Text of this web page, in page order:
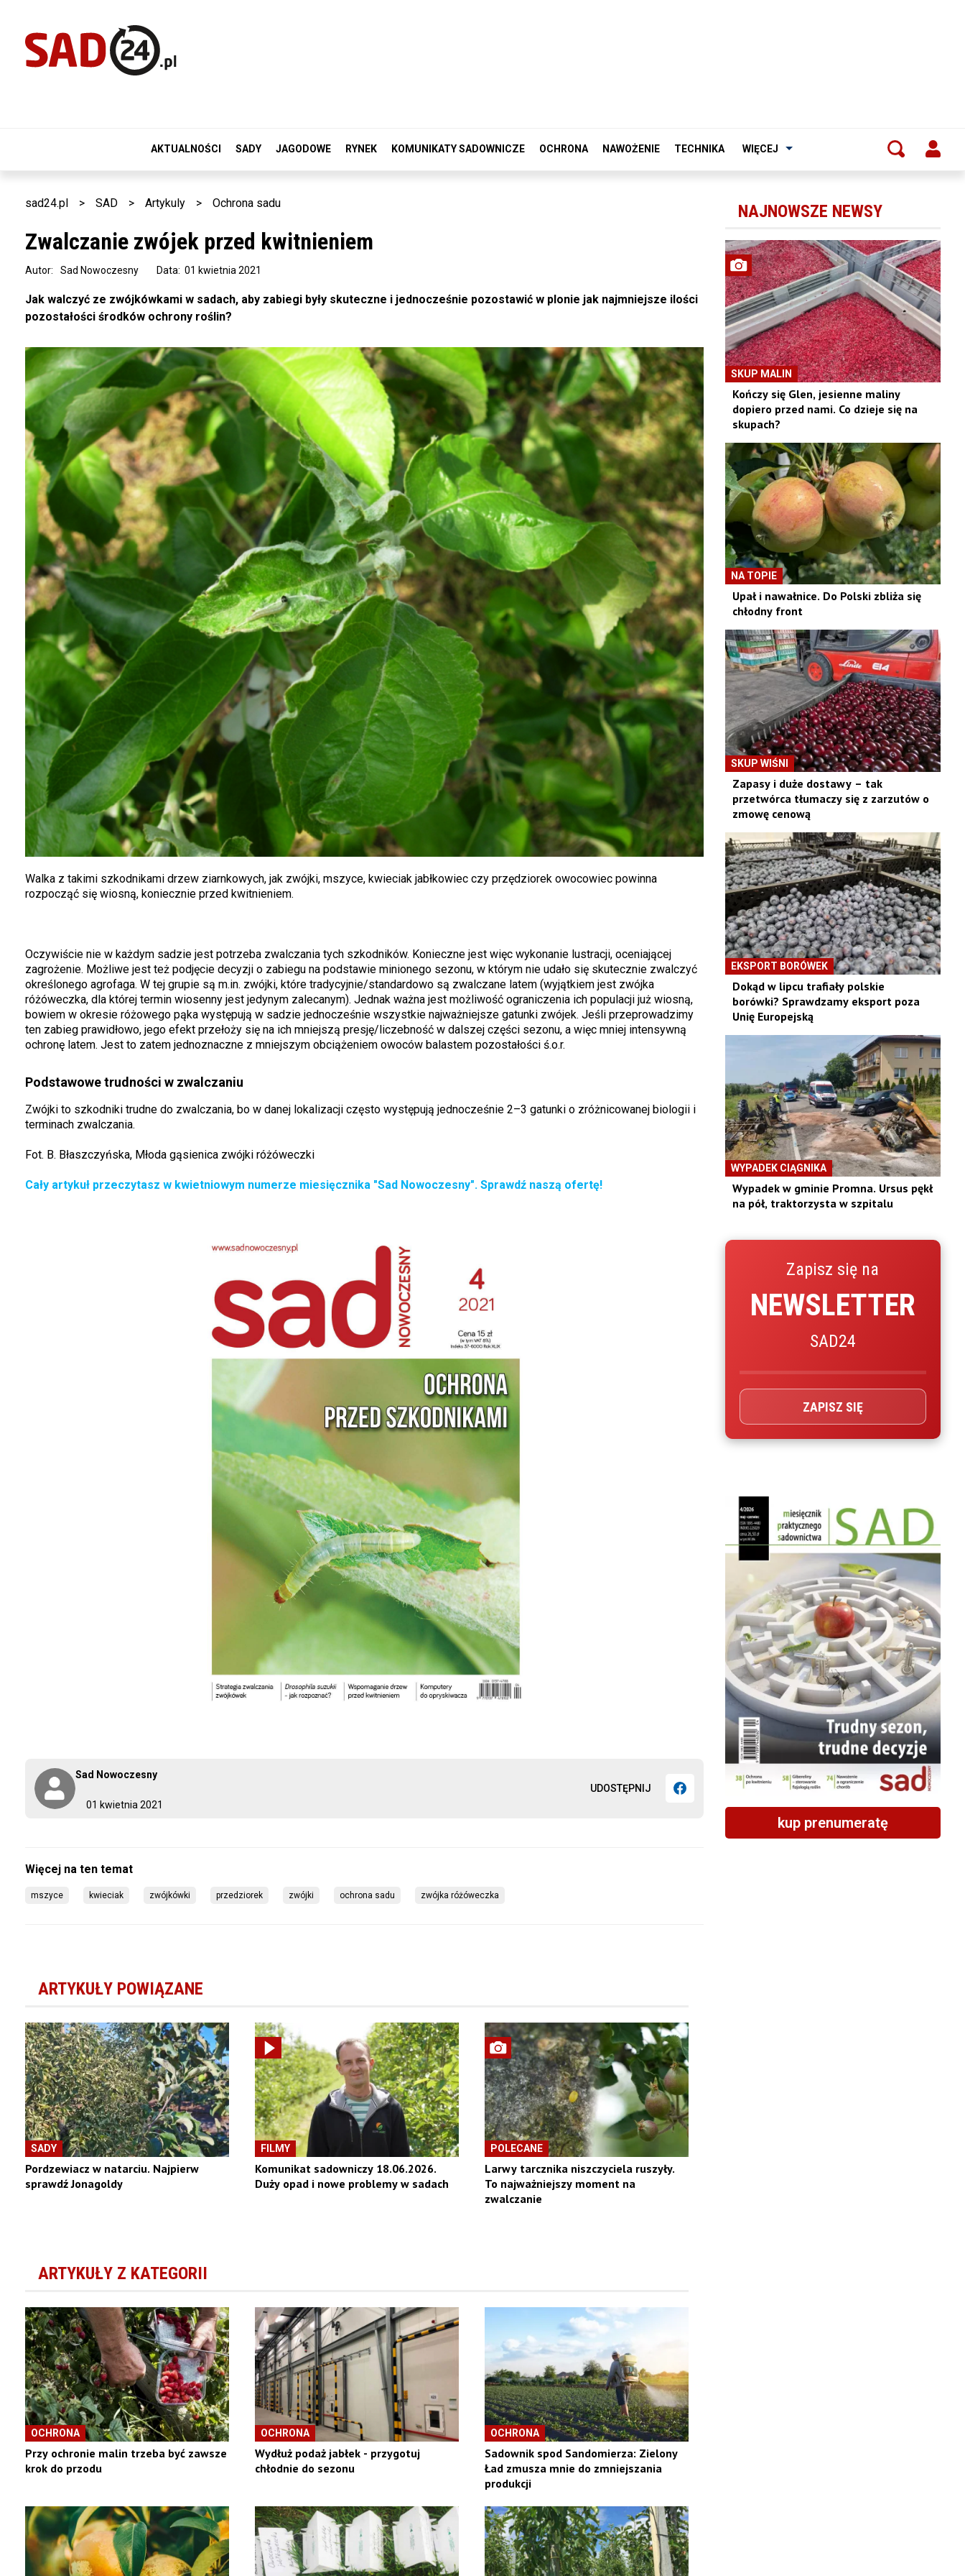
AKTUALNOŚCI SADY JAGODOWE RYNEK KOMUNIKATY SADOWNICZE OCHRONA NAWOŻENIE TECHNIKA WIĘCEJ
sad24.pl > SAD > Artykuly > Ochrona sadu
Zwalczanie zwójek przed kwitnieniem
Data: 01 kwietnia 2021
Autor: Sad Nowoczesny
01 kwietnia 2021
Sad Nowoczesny
UDOSTĘPNIJ
Jak walczyć ze zwójkówkami w sadach, aby zabiegi były skuteczne i jednocześnie pozostawić w plonie jak najmniejsze ilości
pozostałości środków ochrony roślin?
Walka z takimi szkodnikami drzew ziarnkowych, jak zwójki, mszyce, kwieciak jabłkowiec czy przędziorek owocowiec powinna
rozpocząć się wiosną, koniecznie przed kwitnieniem.
Oczywiście nie w każdym sadzie jest potrzeba zwalczania tych szkodników. Konieczne jest więc wykonanie lustracji, oceniającej
zagrożenie. Możliwe jest też podjęcie decyzji o zabiegu na podstawie minionego sezonu, w którym nie udało się skutecznie zwalczyć
określonego agrofaga. W tej grupie są m.in. zwójki, które tradycyjnie/standardowo są zwalczane latem (wyjątkiem jest zwójka
różóweczka, dla której termin wiosenny jest jedynym zalecanym). Jednak ważna jest możliwość ograniczenia ich populacji już wiosną,
bowiem w okresie różowego pąka występują w sadzie jednocześnie wszystkie najważniejsze gatunki zwójek. Jeśli przeprowadzimy
ten zabieg prawidłowo, jego efekt przełoży się na ich mniejszą presję/liczebność w dalszej części sezonu, a więc mniej intensywną
ochronę latem. Jest to zatem jednoznaczne z mniejszym obciążeniem owoców balastem pozostałości ś.o.r.
Podstawowe trudności w zwalczaniu
Zwójki to szkodniki trudne do zwalczania, bo w danej lokalizacji często występują jednocześnie 2–3 gatunki o zróżnicowanej biologii i
terminach zwalczania.
Fot. B. Błaszczyńska, Młoda gąsienica zwójki różóweczki
Cały artykuł przeczytasz w kwietniowym numerze miesięcznika "Sad Nowoczesny". Sprawdź naszą ofertę!
mszyce kwieciak zwójkówki przedziorek zwójki ochrona sadu zwójka różóweczka
ARTYKUŁY POWIĄZANE
SADY
Pordzewiacz w natarciu. Najpierw
sprawdź Jonagoldy
FILMY
Komunikat sadowniczy 18.06.2026.
Duży opad i nowe problemy w sadach
POLECANE
Larwy tarcznika niszczyciela ruszyły.
To najważniejszy moment na
zwalczanie
ARTYKUŁY Z KATEGORII
OCHRONA
Przy ochronie malin trzeba być zawsze
krok do przodu
OCHRONA
Wydłuż podaż jabłek - przygotuj
chłodnie do sezonu
OCHRONA
Sadownik spod Sandomierza: Zielony
Ład zmusza mnie do zmniejszania
produkcji
NAJNOWSZE NEWSY
SKUP MALIN
Kończy się Glen, jesienne maliny
dopiero przed nami. Co dzieje się na
skupach?
NA TOPIE
Upał i nawałnice. Do Polski zbliża się
chłodny front
SKUP WIŚNI
Zapasy i duże dostawy – tak
przetwórca tłumaczy się z zarzutów o
zmowę cenową
EKSPORT BORÓWEK
Dokąd w lipcu trafiały polskie
borówki? Sprawdzamy eksport poza
Unię Europejską
WYPADEK CIĄGNIKA
Wypadek w gminie Promna. Ursus pękł
na pół, traktorzysta w szpitalu
Zapisz się na
NEWSLETTER
SAD24
ZAPISZ SIĘ
kup prenumeratę